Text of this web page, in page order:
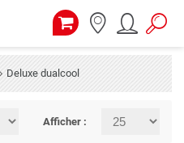
Deluxe dualcool
Afficher :